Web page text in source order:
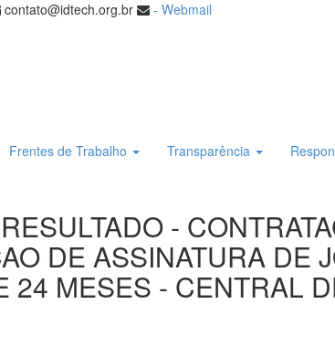
contato@idtech.org.br - Webmail
Frentes de Trabalho Transparência
-
DE ASSINATURA DE
24 MESES - CENTRAL